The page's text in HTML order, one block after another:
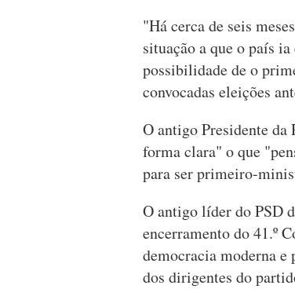
"Há cerca de seis
situação a que o país
possibilidade de o
convocadas eleições
O antigo Presidente
forma clara" o que
para ser primeiro-
O antigo líder do PSD
encerramento do 41.º
democracia moderna e
dos dirigentes do